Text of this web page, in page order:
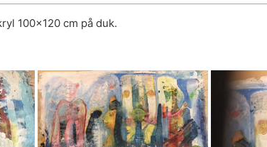
100x120 cm på duk.